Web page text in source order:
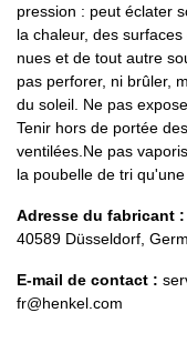
pression : peut éclater
la chaleur, des
nues et de tout autre
pas perforer, ni brûler,
du soleil. Ne pas
Tenir hors de portée
ventilées.Ne pas
la poubelle de tri
Adresse du fabricant :
40589 Düsseldorf,
E-mail de contact :
fr@henkel.com